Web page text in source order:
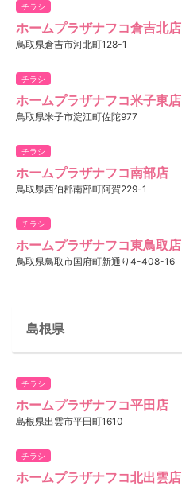
チラシ
ホームプラザナフコ倉吉北店
鳥取県倉吉市河北町128-1
チラシ
ホームプラザナフコ米子東店
鳥取県米子市淀江町佐陀977
チラシ
ホームプラザナフコ南部店
鳥取県西伯郡南部町阿賀229-1
チラシ
ホームプラザナフコ東鳥取店
鳥取県鳥取市国府町新通り4-408-16
島根県
チラシ
ホームプラザナフコ平田店
島根県出雲市平田町1610
チラシ
ホームプラザナフコ北出雲店